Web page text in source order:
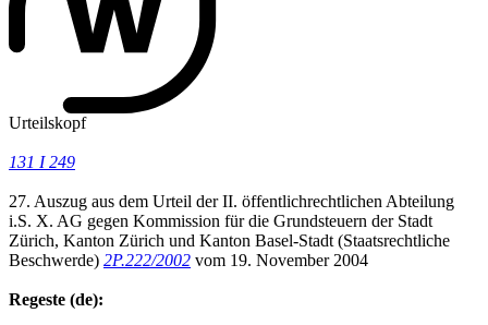
Urteilskopf
131 I 249
27. Auszug aus dem Urteil der II. öffentlichrechtlichen Abteilung
i.S. X. AG gegen Kommission für die Grundsteuern der Stadt
Zürich, Kanton Zürich und Kanton Basel-Stadt (Staatsrechtliche
Beschwerde) 2P.222/2002 vom 19. November 2004
Regeste (de):